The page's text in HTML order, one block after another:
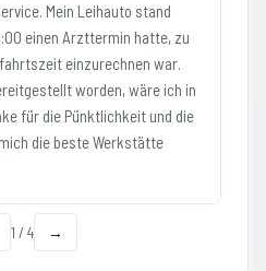
Mein Leihauto stand
einen Arzttermin hatte, zu
einzurechnen war.
worden, wäre ich in
für die Pünktlichkeit und die
die beste Werkstätte
1 / 4 →